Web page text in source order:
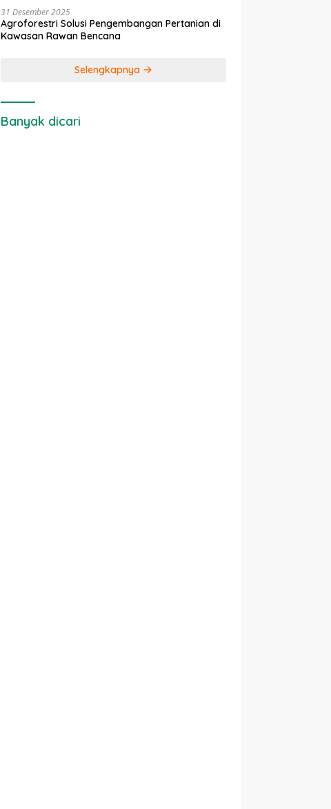
31 Desember 2025
Agroforestri Solusi Pengembangan Pertanian di
Kawasan Rawan Bencana
Selengkapnya
Banyak dicari